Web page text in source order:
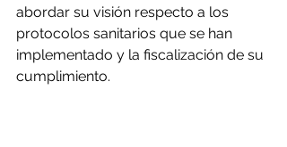
abordar su visión respecto a los
protocolos sanitarios que se han
implementado y la fiscalización de su
cumplimiento.